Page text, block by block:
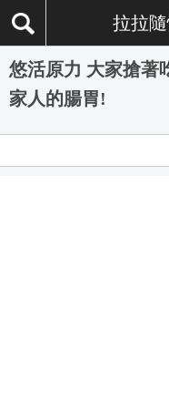
拉拉
悠活原力 大家搶著
家人的腸胃!